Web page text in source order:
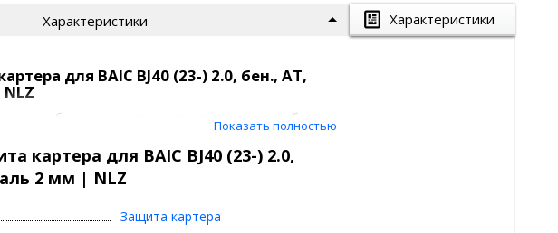
Характеристики
Характеристики
для BAIC BJ40 (23-) 2.0, бен., AT,
коробки передач и прочих важных узлов особенно
изготовлена изпрочной
обеспечивает оптимальный уровень безопасности при
отвечает нормам пассивной безопасности и
системам авто.
элементызащищены от коррозии и не
Показать полностью
картера для BAIC BJ40 (23-) 2.0,
2 мм | NLZ
Защита картера